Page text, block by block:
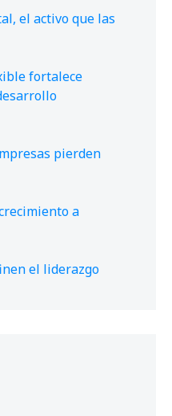
el activo que las
fortalece
pierden
a
el liderazgo